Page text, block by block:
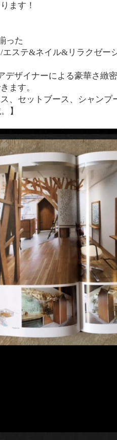
ます！
った
エステ&ネイル&リラクゼー
デザイナーによる豪華さ緻
ます。
、セットブース、シャン
】